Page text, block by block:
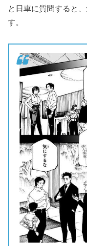
と日車に質問すると
す。